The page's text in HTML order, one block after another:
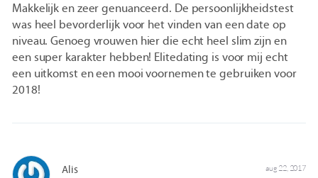
Makkelijk en zeer genuanceerd. De persoonlijkheidstest
was heel bevorderlijk voor het vinden van een date op
niveau. Genoeg vrouwen hier die echt heel slim zijn en
een super karakter hebben! Elitedating is voor mij echt
een uitkomst en een mooi voornemen te gebruiken voor
2018!
Alis aug 22, 2017